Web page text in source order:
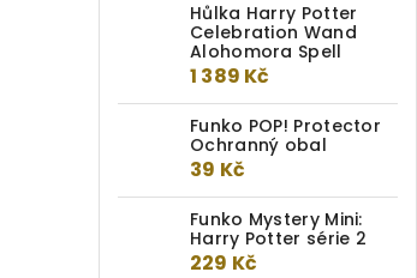
Hůlka Harry Potter
Celebration Wand
Alohomora Spell
1 389 Kč
Funko POP! Protector
Ochranný obal
39 Kč
Funko Mystery Mini:
Harry Potter série 2
229 Kč